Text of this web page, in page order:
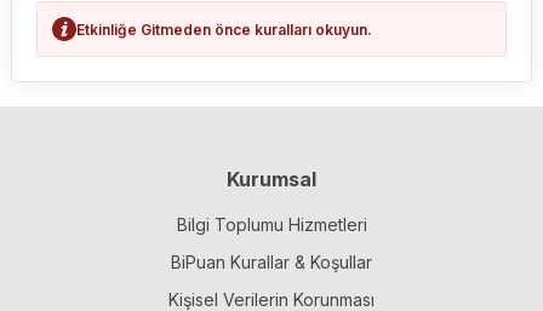
Etkinliğe Gitmeden önce kuralları okuyun.
Kurumsal
Bilgi Toplumu Hizmetleri
BiPuan Kurallar & Koşullar
Kişisel Verilerin Korunması